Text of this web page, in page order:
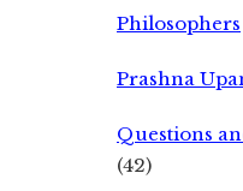
Philosophers
Prashna
Questions
(42)